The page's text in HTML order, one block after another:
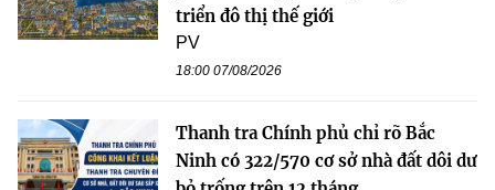
triển đô thị thế giới
PV
18:00 07/08/2026
Thanh tra Chính phủ chỉ rõ Bắc
Ninh có 322/570 cơ sở nhà đất dôi dư